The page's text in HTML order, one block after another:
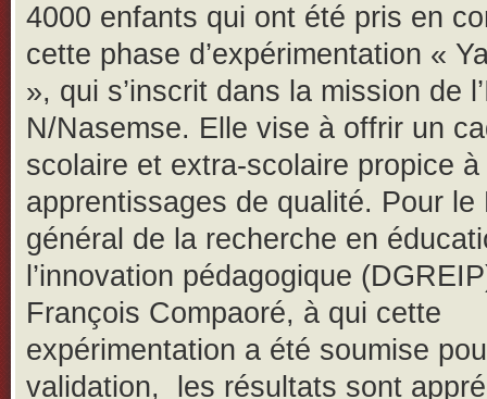
4000 enfants qui ont été pris en
cette phase d’expérimentation «
», qui s’inscrit dans la mission de
N/Nasemse. Elle vise à offrir un
scolaire et extra-scolaire propice à
apprentissages de qualité. Pour le
général de la recherche en
l’innovation pédagogique
François Compaoré, à qui cette
expérimentation a été soumise
validation, les résultats sont